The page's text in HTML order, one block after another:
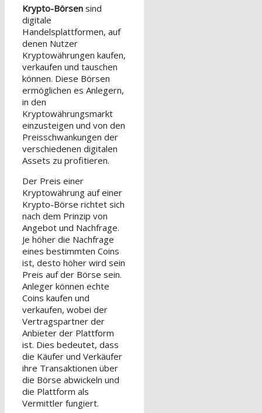
Krypto-Börsen sind
digitale
Handelsplattformen, auf
denen Nutzer
Kryptowährungen kaufen,
verkaufen und tauschen
können. Diese Börsen
ermöglichen es Anlegern,
in den
Kryptowährungsmarkt
einzusteigen und von den
Preisschwankungen der
verschiedenen digitalen
Assets zu profitieren.
Der Preis einer
Kryptowährung auf einer
Krypto-Börse richtet sich
nach dem Prinzip von
Angebot und Nachfrage.
Je höher die Nachfrage
eines bestimmten Coins
ist, desto höher wird sein
Preis auf der Börse sein.
Anleger können echte
Coins kaufen und
verkaufen, wobei der
Vertragspartner der
Anbieter der Plattform
ist. Dies bedeutet, dass
die Käufer und Verkäufer
ihre Transaktionen über
die Börse abwickeln und
die Plattform als
Vermittler fungiert.